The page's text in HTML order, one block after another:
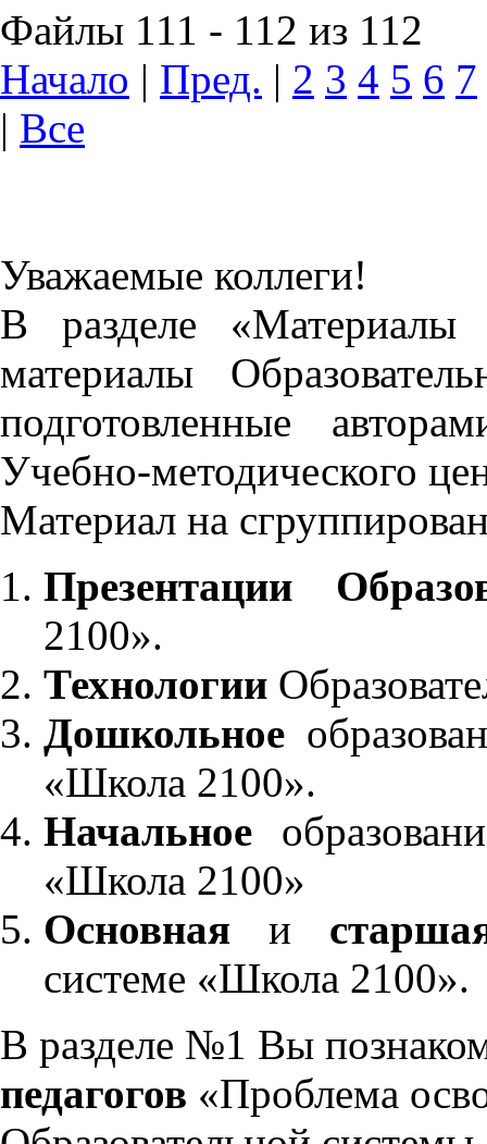
Файлы 111 - 112 из 112
Начало | Пред. | 2 3 4 5 6 7
| Все
Уважаемые коллеги!
В разделе «Материалы
материалы
подготовленные
Учебно-методического
Материал на
Презентации
2100».
Технологии
Дошкольное
«Школа 2100».
Начальное
«Школа 2100»
Основнаяи
системе «Школа 2100».
В разделе №1 Вы
педагогов «Проблема